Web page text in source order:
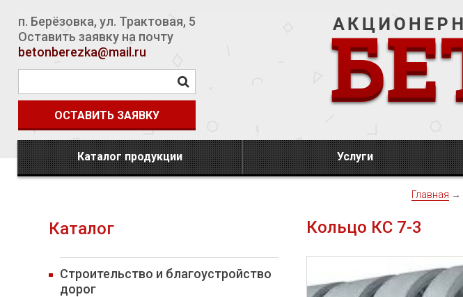
п. Берёзовка, ул. Трактовая, 5
Оставить заявку на почту
betonberezka@mail.ru
ОСТАВИТЬ ЗАЯВКУ
Каталог продукции Услуги
Каталог
Строительство и благоустройство
дорог
Главная →
Кольцо КС 7-3